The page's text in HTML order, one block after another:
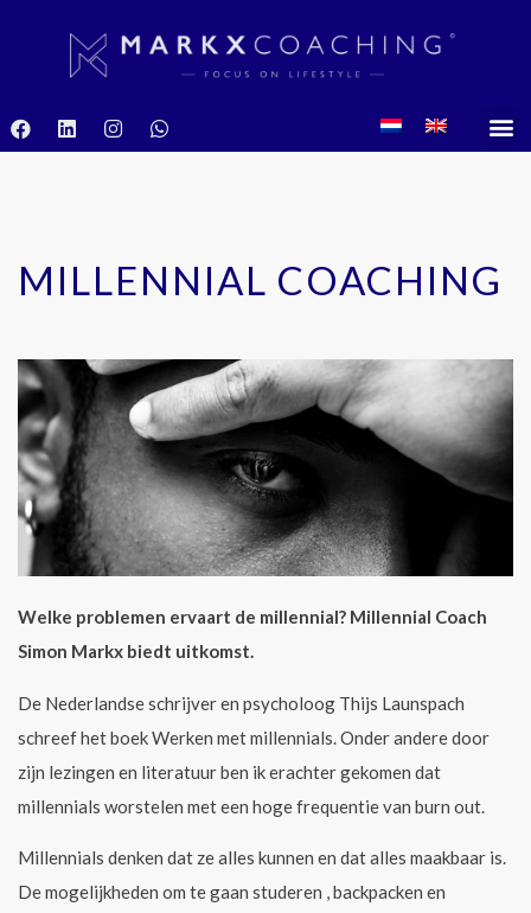
MILLENNIAL COACHING
Welke problemen ervaart de millennial? Millennial Coach
Simon Markx biedt uitkomst.
De Nederlandse schrijver en psycholoog Thijs Launspach
schreef het boek Werken met millennials. Onder andere door
zijn lezingen en literatuur ben ik erachter gekomen dat
millennials worstelen met een hoge frequentie van burn out.
Millennials denken dat ze alles kunnen en dat alles maakbaar is.
De mogelijkheden om te gaan studeren , backpacken en